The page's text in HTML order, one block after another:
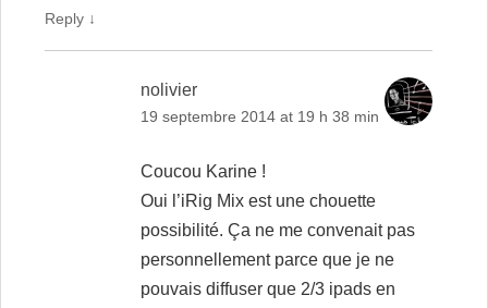
Reply ↓
nolivier
19 septembre 2014 at 19 h 38 min
Coucou Karine !
Oui l’iRig Mix est une chouette
possibilité. Ça ne me convenait pas
personnellement parce que je ne
pouvais diffuser que 2/3 ipads en